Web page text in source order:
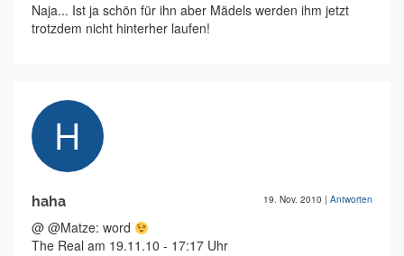
Naja... Ist ja schön für ihn aber Mädels werden ihm jetzt
trotzdem nicht hinterher laufen!
haha 19. Nov. 2010 | Antworten
@ @Matze: word
The Real am 19.11.10 - 17:17 Uhr